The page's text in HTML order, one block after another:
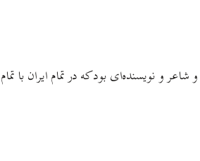
و نویسنده‌ای بود که در تمام ایران با